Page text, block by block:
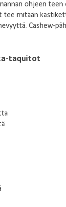
ohjeen
tee mitään
Cashew-
taquitot